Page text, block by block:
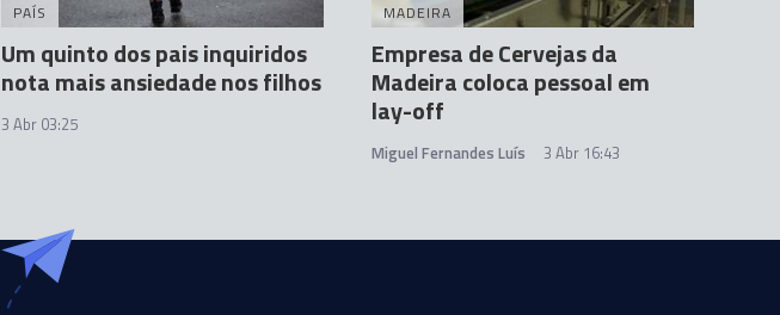
PAÍS
Um quinto dos pais inquiridos
nota mais ansiedade nos filhos
3 Abr 03:25
MADEIRA
Empresa de Cervejas da
Madeira coloca pessoal em
lay-off
Miguel Fernandes Luís 3 Abr 16:43